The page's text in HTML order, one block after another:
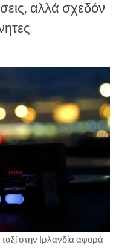
αλλά σχεδόν
στην Ιρλανδία αφορά